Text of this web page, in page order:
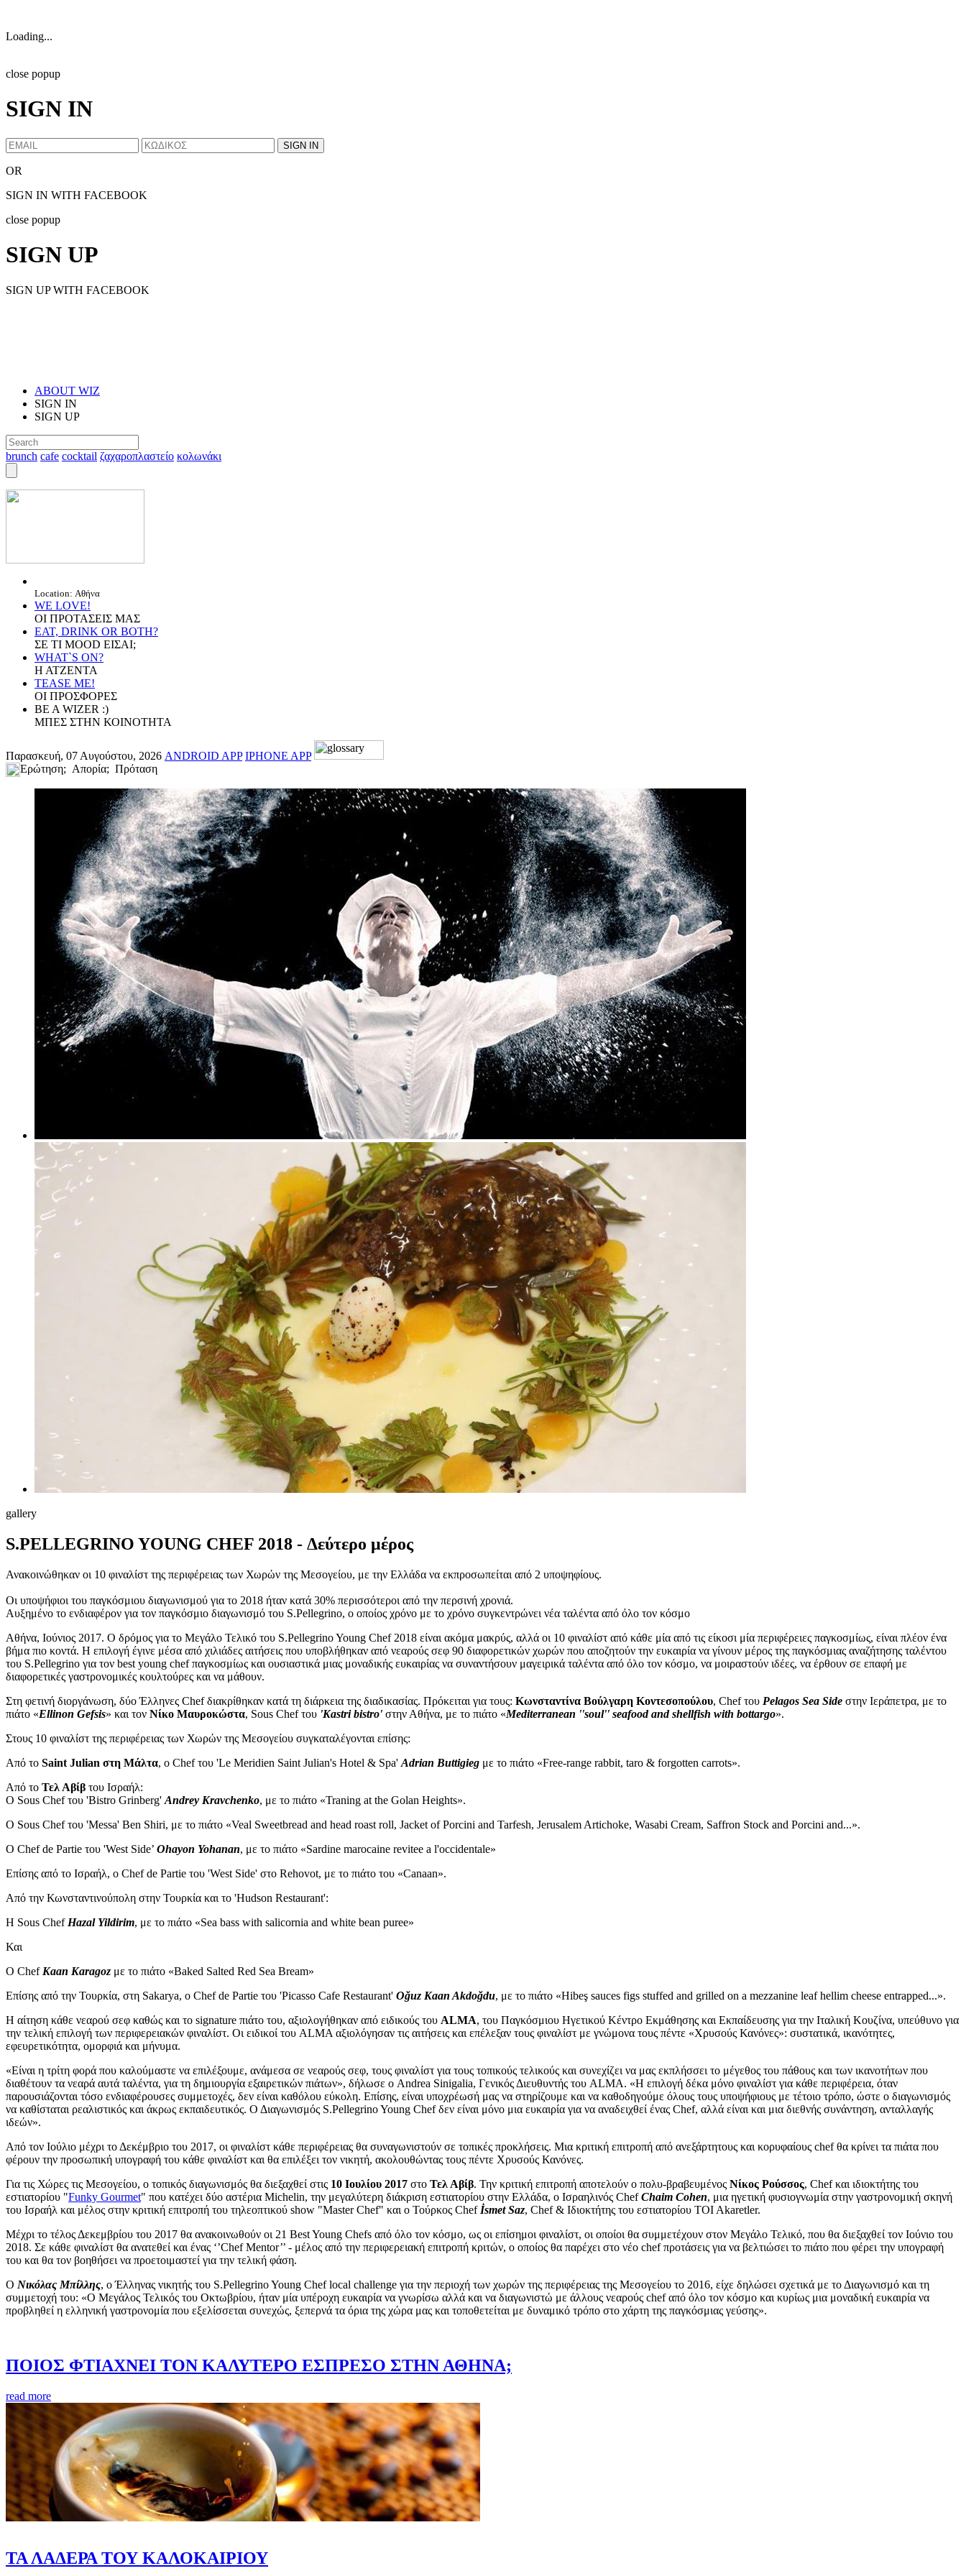
Loading...
close popup
SIGN IN
OR
SIGN IN WITH FACEBOOK
close popup
SIGN UP
SIGN UP WITH FACEBOOK
ABOUT WIZ
SIGN IN
SIGN UP
brunch cafe cocktail ζαχαροπλαστείο κολωνάκι
Location: Αθήνα
WE LOVE!
ΟΙ ΠΡΟΤΑΣΕΙΣ ΜΑΣ
EAT, DRINK OR BOTH?
ΣΕ ΤΙ MOOD ΕΙΣΑΙ;
WHAT`S ON?
Η ΑΤΖΕΝΤΑ
TEASE ME!
ΟΙ ΠΡΟΣΦΟΡΕΣ
BE A WIZER :)
ΜΠΕΣ ΣΤΗΝ ΚΟΙΝΟΤΗΤΑ
Παρασκευή, 07 Αυγούστου, 2026 ANDROID APP IPHONE APP
Ερώτηση; Απορία; Πρόταση
gallery
S.PELLEGRINO YOUNG CHEF 2018 - Δεύτερο μέρος
Ανακοινώθηκαν οι 10 φιναλίστ της περιφέρειας των Χωρών της Μεσογείου, με την Ελλάδα να εκπροσωπείται από 2 υποψηφίους.
Οι υποψήφιοι του παγκόσμιου διαγωνισμού για το 2018 ήταν κατά 30% περισσότεροι από την περσινή χρονιά.
Αυξημένο το ενδιαφέρον για τον παγκόσμιο διαγωνισμό του S.Pellegrino, ο οποίος χρόνο με το χρόνο συγκεντρώνει νέα ταλέντα από όλο τον κόσμο
Αθήνα, Ιούνιος 2017. Ο δρόμος για το Μεγάλο Τελικό του S.Pellegrino Young Chef 2018 είναι ακόμα μακρύς, αλλά οι 10 φιναλίστ από κάθε μία από τις είκοσι μία περιφέρειες παγκοσμίως, είναι πλέον ένα
βήμα πιο κοντά. Η επιλογή έγινε μέσα από χιλιάδες αιτήσεις που υποβλήθηκαν από νεαρούς σεφ 90 διαφορετικών χωρών που αποζητούν την ευκαιρία να γίνουν μέρος της παγκόσμιας αναζήτησης ταλέντου
του S.Pellegrino για τον best young chef παγκοσμίως και ουσιαστικά μιας μοναδικής ευκαιρίας να συναντήσουν μαγειρικά ταλέντα από όλο τον κόσμο, να μοιραστούν ιδέες, να έρθουν σε επαφή με
διαφορετικές γαστρονομικές κουλτούρες και να μάθουν.
Στη φετινή διοργάνωση, δύο Έλληνες Chef διακρίθηκαν κατά τη διάρκεια της διαδικασίας. Πρόκειται για τους: Κωνσταντίνα Βούλγαρη Κοντεσοπούλου, Chef του Pelagos Sea Side στην Ιεράπετρα, με το
πιάτο «Ellinon Gefsis» και τον Νίκο Μαυροκώστα, Sous Chef του 'Kastri bistro' στην Αθήνα, με το πιάτο «Mediterranean ''soul'' seafood and shellfish with bottargo».
Στους 10 φιναλίστ της περιφέρειας των Χωρών της Μεσογείου συγκαταλέγονται επίσης:
Από το Saint Julian στη Μάλτα, ο Chef του 'Le Meridien Saint Julian's Hotel & Spa' Adrian Buttigieg με το πιάτο «Free-range rabbit, taro & forgotten carrots».
Από το Τελ Αβίβ του Ισραήλ:
Ο Sous Chef του 'Bistro Grinberg' Andrey Kravchenko, με το πιάτο «Traning at the Golan Heights».
Ο Sous Chef του 'Messa' Ben Shiri, με το πιάτο «Veal Sweetbread and head roast roll, Jacket of Porcini and Tarfesh, Jerusalem Artichoke, Wasabi Cream, Saffron Stock and Porcini and...».
Ο Chef de Partie του 'West Side’ Ohayon Yohanan, με το πιάτο «Sardine marocaine revitee a l'occidentale»
Επίσης από το Ισραήλ, ο Chef de Partie του 'West Side' στο Rehovot, με το πιάτο του «Canaan».
Από την Κωνσταντινούπολη στην Τουρκία και το 'Hudson Restaurant':
Η Sous Chef Hazal Yildirim, με το πιάτο «Sea bass with salicornia and white bean puree»
Και
Ο Chef Kaan Karagoz με το πιάτο «Baked Salted Red Sea Bream»
Επίσης από την Τουρκία, στη Sakarya, ο Chef de Partie του 'Picasso Cafe Restaurant' Oğuz Kaan Akdoğdu, με το πιάτο «Hibeş sauces figs stuffed and grilled on a mezzanine leaf hellim cheese entrapped...».
Η αίτηση κάθε νεαρού σεφ καθώς και το signature πιάτο του, αξιολογήθηκαν από ειδικούς του ALMA, του Παγκόσμιου Ηγετικού Κέντρο Εκμάθησης και Εκπαίδευσης για την Ιταλική Κουζίνα, υπεύθυνο για
την τελική επιλογή των περιφερειακών φιναλίστ. Οι ειδικοί του ALMA αξιολόγησαν τις αιτήσεις και επέλεξαν τους φιναλίστ με γνώμονα τους πέντε «Χρυσούς Κανόνες»: συστατικά, ικανότητες,
εφευρετικότητα, ομορφιά και μήνυμα.
«Είναι η τρίτη φορά που καλούμαστε να επιλέξουμε, ανάμεσα σε νεαρούς σεφ, τους φιναλίστ για τους τοπικούς τελικούς και συνεχίζει να μας εκπλήσσει το μέγεθος του πάθους και των ικανοτήτων που
διαθέτουν τα νεαρά αυτά ταλέντα, για τη δημιουργία εξαιρετικών πιάτων», δήλωσε ο Andrea Sinigalia, Γενικός Διευθυντής του ALMA. «Η επιλογή δέκα μόνο φιναλίστ για κάθε περιφέρεια, όταν
παρουσιάζονται τόσο ενδιαφέρουσες συμμετοχές, δεν είναι καθόλου εύκολη. Επίσης, είναι υποχρέωσή μας να στηρίζουμε και να καθοδηγούμε όλους τους υποψήφιους με τέτοιο τρόπο, ώστε ο διαγωνισμός
να καθίσταται ρεαλιστικός και άκρως εκπαιδευτικός. Ο Διαγωνισμός S.Pellegrino Young Chef δεν είναι μόνο μια ευκαιρία για να αναδειχθεί ένας Chef, αλλά είναι και μια διεθνής συνάντηση, ανταλλαγής
ιδεών».
Από τον Ιούλιο μέχρι το Δεκέμβριο του 2017, οι φιναλίστ κάθε περιφέρειας θα συναγωνιστούν σε τοπικές προκλήσεις. Μια κριτική επιτροπή από ανεξάρτητους και κορυφαίους chef θα κρίνει τα πιάτα που
φέρουν την προσωπική υπογραφή του κάθε φιναλίστ και θα επιλέξει τον νικητή, ακολουθώντας τους πέντε Χρυσούς Κανόνες.
Για τις Χώρες τις Μεσογείου, ο τοπικός διαγωνισμός θα διεξαχθεί στις 10 Ιουλίου 2017 στο Τελ Αβίβ. Την κριτική επιτροπή αποτελούν o πολυ-βραβευμένος Νίκος Ρούσσος, Chef και ιδιοκτήτης του
εστιατορίου "Funky Gourmet" που κατέχει δύο αστέρια Michelin, την μεγαλύτερη διάκριση εστιατορίου στην Ελλάδα, ο Ισραηλινός ChefChaim Cohen, μια ηγετική φυσιογνωμία στην γαστρονομική σκηνή
του Ισραήλ και μέλος στην κριτική επιτροπή του τηλεοπτικού show "Master Chef" και ο Τούρκος Chef İsmet Saz, Chef & Ιδιοκτήτης του εστιατορίου TOI Akaretler.
Μέχρι το τέλος Δεκεμβρίου του 2017 θα ανακοινωθούν οι 21 Best Young Chefs από όλο τον κόσμο, ως οι επίσημοι φιναλίστ, οι οποίοι θα συμμετέχουν στον Μεγάλο Τελικό, που θα διεξαχθεί τον Ιούνιο του
2018. Σε κάθε φιναλίστ θα ανατεθεί και ένας ‘’Chef Mentor’’ - μέλος από την περιφερειακή επιτροπή κριτών, ο οποίος θα παρέχει στο νέο chef προτάσεις για να βελτιώσει το πιάτο που φέρει την υπογραφή
του και θα τον βοηθήσει να προετοιμαστεί για την τελική φάση.
Ο Νικόλας Μπίλλης, ο Έλληνας νικητής του S.Pellegrino Young Chef local challenge για την περιοχή των χωρών της περιφέρειας της Μεσογείου το 2016, είχε δηλώσει σχετικά με το Διαγωνισμό και τη
συμμετοχή του: «Ο Μεγάλος Τελικός του Οκτωβρίου, ήταν μία υπέροχη ευκαιρία να γνωρίσω αλλά και να διαγωνιστώ με άλλους νεαρούς chef από όλο τον κόσμο και κυρίως μια μοναδική ευκαιρία να
προβληθεί η ελληνική γαστρονομία που εξελίσσεται συνεχώς, ξεπερνά τα όρια της χώρα μας και τοποθετείται με δυναμικό τρόπο στο χάρτη της παγκόσμιας γεύσης».
ΠΟΙΟΣ ΦΤΙΑΧΝΕΙ ΤΟΝ ΚΑΛΥΤΕΡΟ ΕΣΠΡΕΣΟ ΣΤΗΝ ΑΘΗΝΑ;
read more
ΤΑ ΛΑΔΕΡΑ ΤΟΥ ΚΑΛΟΚΑΙΡΙΟΥ